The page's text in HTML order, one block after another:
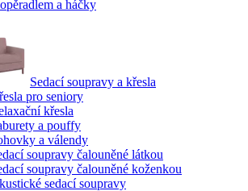
a háčky
Sedací soupravy a křesla
pro seniory
křesla
a pouffy
a válendy
soupravy čalouněné látkou
soupravy čalouněné koženkou
sedací soupravy